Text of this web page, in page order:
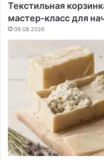
Текстильная
мастер-класс для
09.08.2026